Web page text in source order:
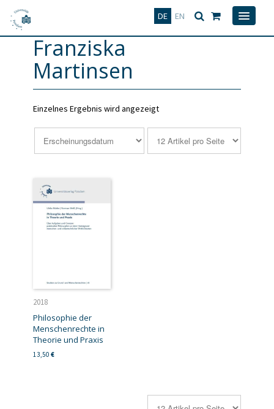
DE EN
Deutsch
Franziska
Martinsen
Einzelnes Ergebnis wird angezeigt
2018
Philosophie der
Menschenrechte in
Theorie und Praxis
13,50 €